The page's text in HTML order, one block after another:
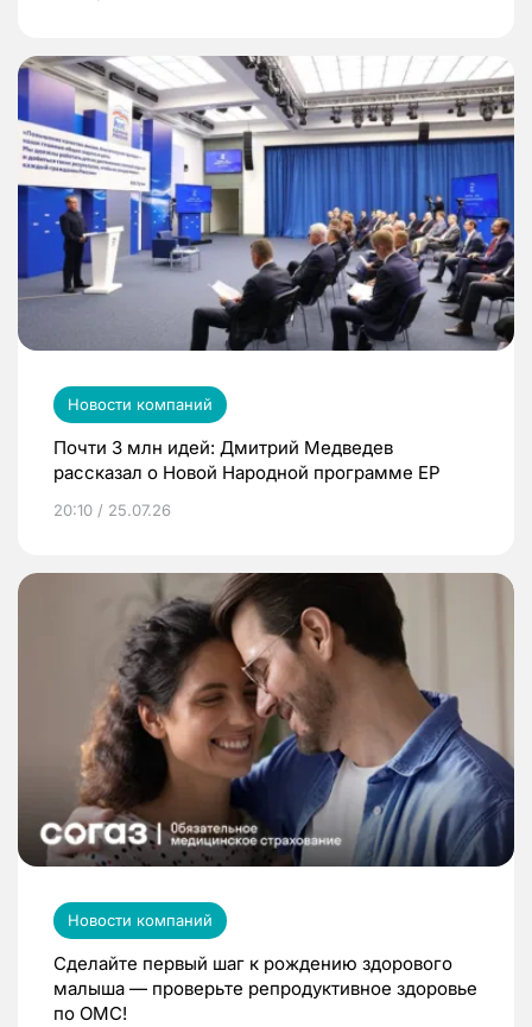
Новости компаний
Почти 3 млн идей: Дмитрий Медведев
рассказал о Новой Народной программе ЕР
20:10 / 25.07.26
Новости компаний
Сделайте первый шаг к рождению здорового
малыша — проверьте репродуктивное здоровье
по ОМС!